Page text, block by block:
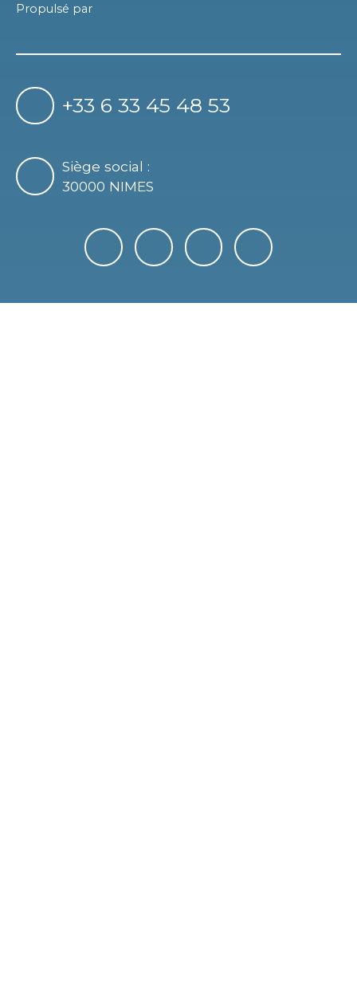
Propulsé par
+33 6 33 45 48 53
Siège social :
30000 NIMES